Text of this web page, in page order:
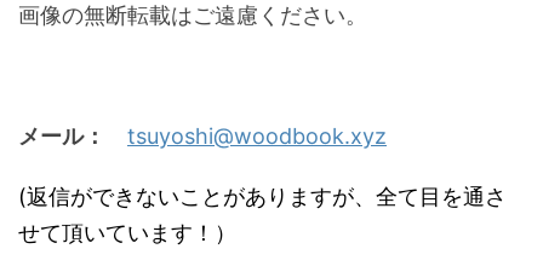
画像の無断転載はご遠慮ください。
メール： tsuyoshi@woodbook.xyz
(返信ができないことがありますが、全て目を通さ
せて頂いています！）